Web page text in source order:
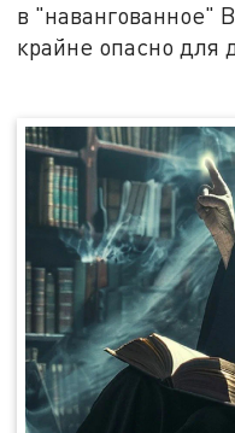
в "навангованное"
крайне опасно для